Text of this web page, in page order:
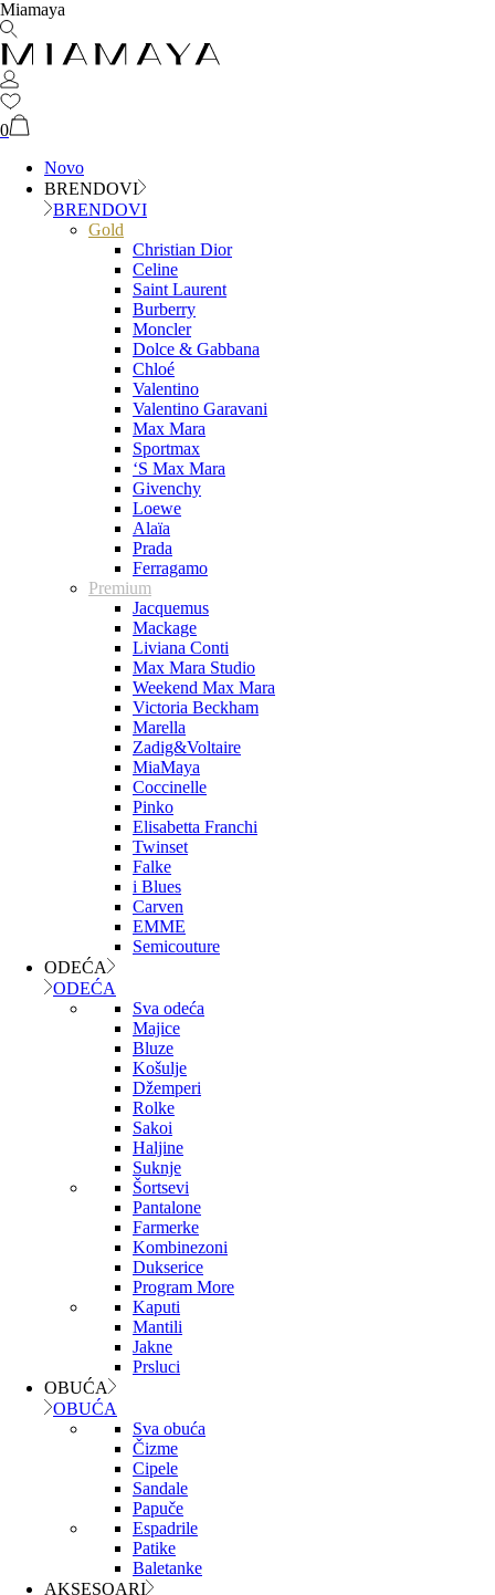
Miamaya
0
Novo
BRENDOVI
BRENDOVI
Gold
Christian Dior
Celine
Saint Laurent
Burberry
Moncler
Dolce & Gabbana
Chloé
Valentino
Valentino Garavani
Max Mara
Sportmax
‘S Max Mara
Givenchy
Loewe
Alaïa
Prada
Ferragamo
Premium
Jacquemus
Mackage
Liviana Conti
Max Mara Studio
Weekend Max Mara
Victoria Beckham
Marella
Zadig&Voltaire
MiaMaya
Coccinelle
Pinko
Elisabetta Franchi
Twinset
Falke
i Blues
Carven
EMME
Semicouture
ODEĆA
ODEĆA
Sva odeća
Majice
Bluze
Košulje
Džemperi
Rolke
Sakoi
Haljine
Suknje
Šortsevi
Pantalone
Farmerke
Kombinezoni
Dukserice
Program More
Kaputi
Mantili
Jakne
Prsluci
OBUĆA
OBUĆA
Sva obuća
Čizme
Cipele
Sandale
Papuče
Espadrile
Patike
Baletanke
AKSESOARI